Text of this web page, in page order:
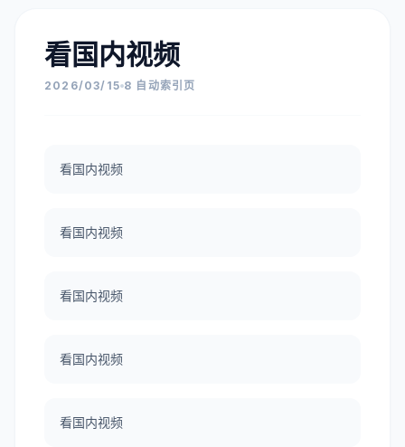
看国内视频
2026/03/15 8 自动索引页
看国内视频
看国内视频
看国内视频
看国内视频
看国内视频